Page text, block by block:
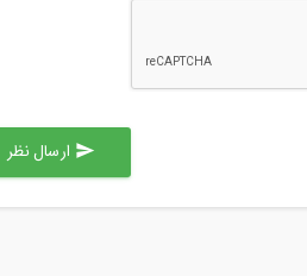
send